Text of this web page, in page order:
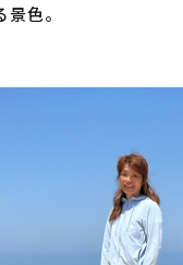
色。